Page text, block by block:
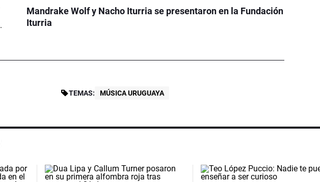
Mandrake Wolf y Nacho Iturria se presentaron en la Fundación
Iturria
TEMAS: MÚSICA URUGUAYA